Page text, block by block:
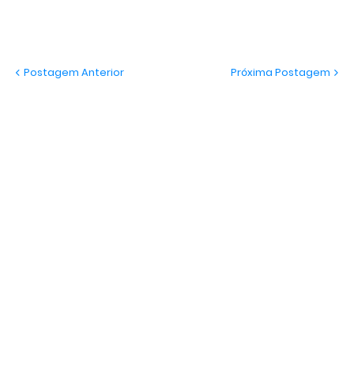
Postagem Anterior Próxima Postagem